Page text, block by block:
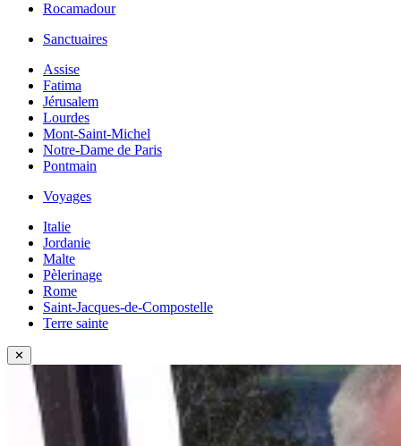
Rocamadour
Sanctuaires
Assise
Fatima
Jérusalem
Lourdes
Mont-Saint-Michel
Notre-Dame de Paris
Pontmain
Voyages
Italie
Jordanie
Malte
Pèlerinage
Rome
Saint-Jacques-de-Compostelle
Terre sainte
✕